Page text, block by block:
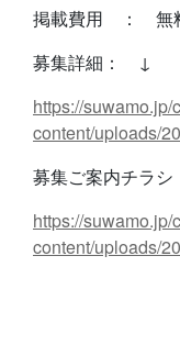
掲載費用 ： 無
募集詳細： ↓
https://suwamo.jp/
content/uploads/
募集ご案内チラ
https://suwamo.jp/
content/uploads/